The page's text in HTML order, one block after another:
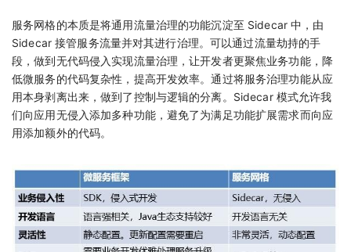
服务网格的本质是将通用流量治理的功能沉淀至 Sidecar 中，由
Sidecar 接管服务流量并对其进行治理。可以通过流量劫持的手
段，做到无代码侵入实现流量治理，让开发者更聚焦业务功能，降
低微服务的代码复杂性，提高开发效率。通过将服务治理功能从应
用本身剥离出来，做到了控制与逻辑的分离。Sidecar 模式允许我
们向应用无侵入添加多种功能，避免了为满足功能扩展需求而向应
用添加额外的代码。